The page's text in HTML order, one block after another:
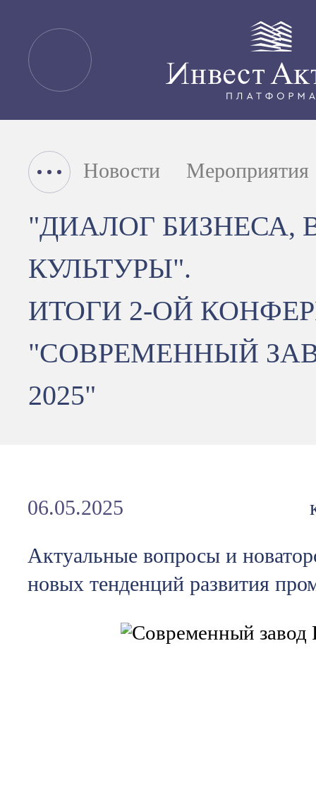
Новости Мероприятия
"ДИАЛОГ БИЗНЕСА,
КУЛЬТУРЫ".
ИТОГИ 2-ОЙ
"СОВРЕМЕННЫЙ
2025"
06.05.2025
Актуальные вопросы и
новых тенденций развития